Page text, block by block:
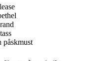
påskmust